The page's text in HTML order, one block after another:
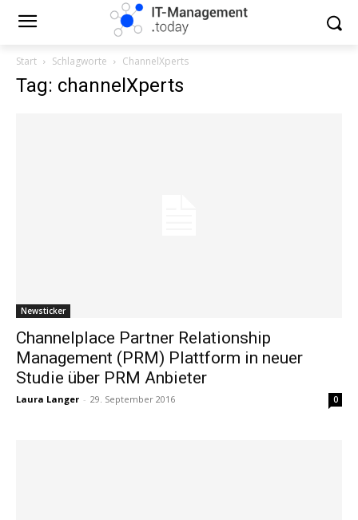
Start Schlagworte ChannelXperts
Tag: channelXperts
Newsticker
Channelplace Partner Relationship
Management (PRM) Plattform in neuer
Studie über PRM Anbieter
Laura Langer - 29. September 2016 0